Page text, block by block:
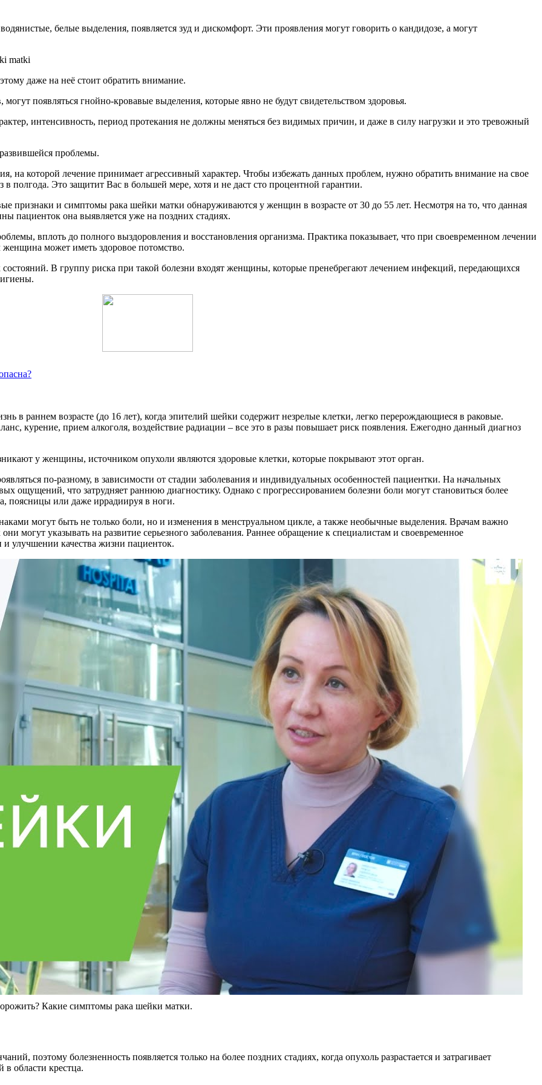
белые выделения, появляется зуд и дискомфорт. Эти проявления могут говорить о кандидозе, а могут
даже на неё стоит обратить внимание.
появляться гнойно-кровавые выделения, которые явно не будут свидетельством здоровья.
интенсивность, период протекания не должны меняться без видимых причин, и даже в силу нагрузки и это тревожный
проблемы.
на которой лечение принимает агрессивный характер. Чтобы избежать данных проблем, нужно обратить внимание на свое
в полгода. Это защитит Вас в большей мере, хотя и не даст сто процентной гарантии.
признаки и симптомы рака шейки матки обнаруживаются у женщин в возрасте от 30 до 55 лет. Несмотря на то, что данная
пациенток она выявляется уже на поздних стадиях.
вплоть до полного выздоровления и восстановления организма. Практика показывает, что при своевременном лечении
женщина может иметь здоровое потомство.
состояний. В группу риска при такой болезни входят женщины, которые пренебрегают лечением инфекций, передающихся
в раннем возрасте (до 16 лет), когда эпителий шейки содержит незрелые клетки, легко перерождающиеся в раковые.
курение, прием алкоголя, воздействие радиации – все это в разы повышает риск появления. Ежегодно данный диагноз
у женщины, источником опухоли являются здоровые клетки, которые покрывают этот орган.
по-разному, в зависимости от стадии заболевания и индивидуальных особенностей пациентки. На начальных
ощущений, что затрудняет раннюю диагностику. Однако с прогрессированием болезни боли могут становиться более
поясницы или даже иррадиируя в ноги.
могут быть не только боли, но и изменения в менструальном цикле, а также необычные выделения. Врачам важно
могут указывать на развитие серьезного заболевания. Раннее обращение к специалистам и своевременное
улучшении качества жизни пациенток.
Какие симптомы рака шейки матки.
поэтому болезненность появляется только на более поздних стадиях, когда опухоль разрастается и затрагивает
в области крестца.